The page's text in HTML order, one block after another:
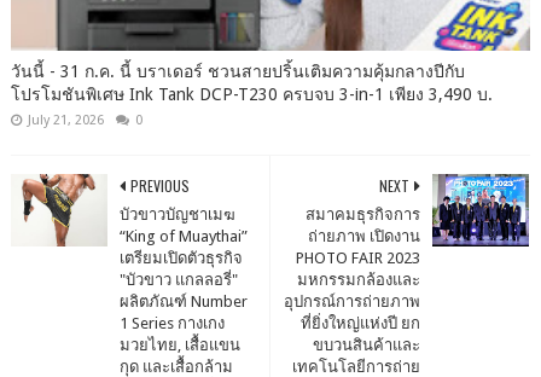
วันนี้ - 31 ก.ค. นี้ บราเดอร์ ชวนสายปริ้นเติมความคุ้มกลางปีกับ
โปรโมชันพิเศษ Ink Tank DCP-T230 ครบจบ 3-in-1 เพียง 3,490 บ.
July 21, 2026 0
NEXT
สมาคมธุรกิจการ
ถ่ายภาพ เปิดงาน
PHOTO FAIR 2023
มหกรรมกล้องและ
อุปกรณ์การถ่ายภาพ
ที่ยิ่งใหญ่แห่งปี ยก
ขบวนสินค้าและ
เทคโนโลยีการถ่าย
PREVIOUS
บัวขาวบัญชาเมฆ
“King of Muaythai”
เตรียมเปิดตัวธุรกิจ
"บัวขาว แกลลอรี่"
ผลิตภัณฑ์ Number
1 Series กางเกง
มวยไทย, เสื้อแขน
กุด และเสื้อกล้าม